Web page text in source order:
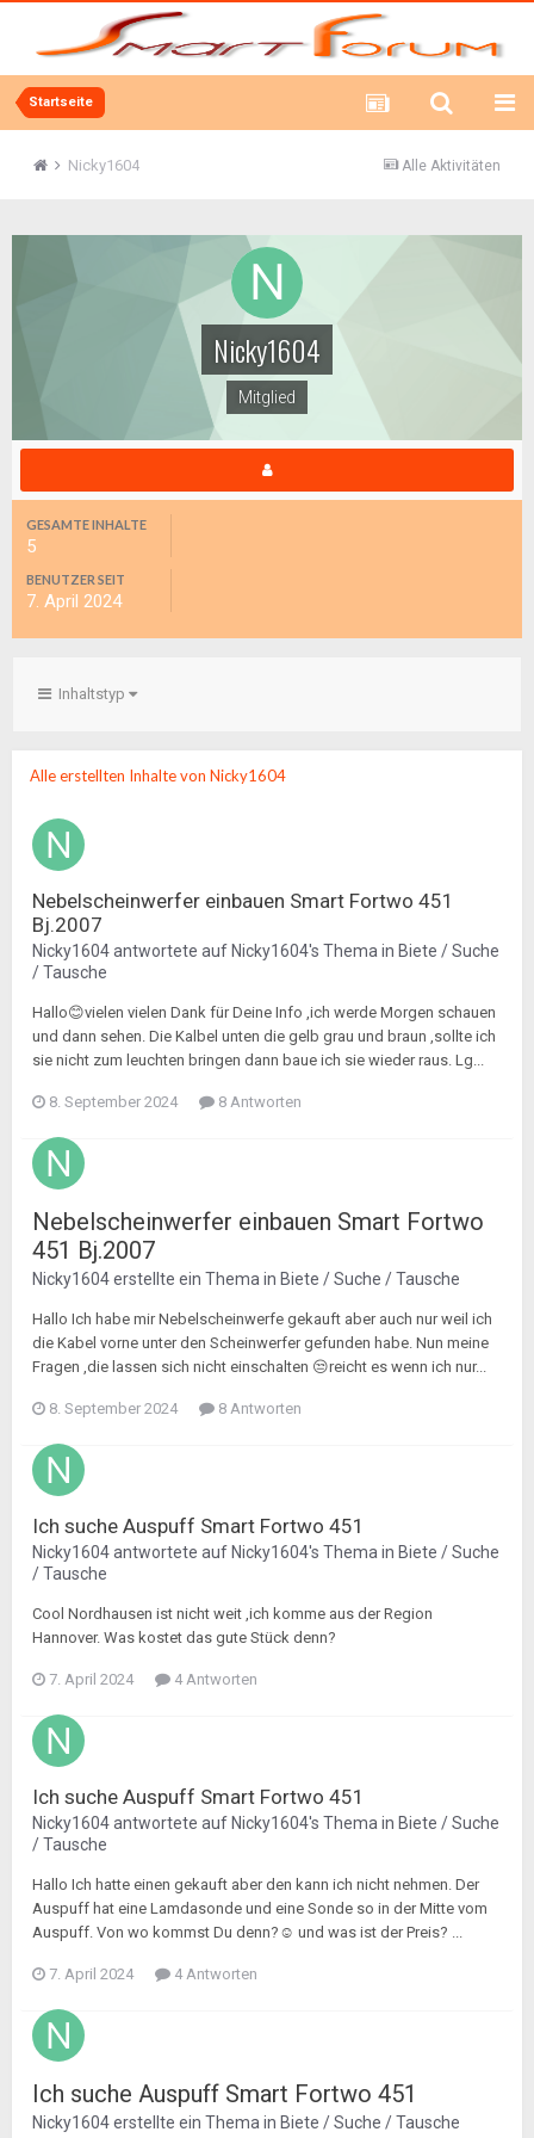
Startseite
Alle Aktivitäten
Nicky1604
Nicky1604
Mitglied
GESAMTE INHALTE
5
BENUTZER SEIT
7. April 2024
Inhaltstyp
Alle erstellten Inhalte von Nicky1604
Nebelscheinwerfer einbauen Smart Fortwo 451
Bj.2007
Nicky1604antwortete auf Nicky1604's Thema in Biete / Suche
/ Tausche
Hallo😊vielen vielen Dank für Deine Info ,ich werde Morgen schauen
und dann sehen. Die Kalbel unten die gelb grau und braun ,sollte ich
sie nicht zum leuchten bringen dann baue ich sie wieder raus. Lg...
8. September 2024 8 Antworten
Nebelscheinwerfer einbauen Smart Fortwo
451 Bj.2007
Nicky1604erstellte ein Thema in Biete / Suche / Tausche
Hallo Ich habe mir Nebelscheinwerfe gekauft aber auch nur weil ich
die Kabel vorne unter den Scheinwerfer gefunden habe. Nun meine
Fragen ,die lassen sich nicht einschalten 😒reicht es wenn ich nur...
8. September 2024 8 Antworten
Ich suche Auspuff Smart Fortwo 451
Nicky1604antwortete auf Nicky1604's Thema in Biete / Suche
/ Tausche
Cool Nordhausen ist nicht weit ,ich komme aus der Region
Hannover. Was kostet das gute Stück denn?
7. April 2024 4 Antworten
Ich suche Auspuff Smart Fortwo 451
Nicky1604antwortete auf Nicky1604's Thema in Biete / Suche
/ Tausche
Hallo Ich hatte einen gekauft aber den kann ich nicht nehmen. Der
Auspuff hat eine Lamdasonde und eine Sonde so in der Mitte vom
Auspuff. Von wo kommst Du denn?☺️ und was ist der Preis? ...
7. April 2024 4 Antworten
Ich suche Auspuff Smart Fortwo 451
Nicky1604erstellte ein Thema in Biete / Suche / Tausche